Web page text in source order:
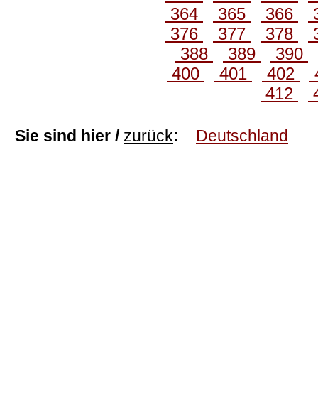
364
365 366
376
377 378
388
389
390
400
401 402
412
Sie sind hier / zurück: Deutschland